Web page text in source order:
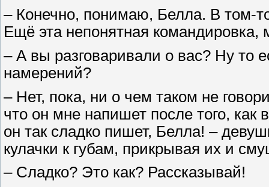
– Конечно, понимаю, Белла. В том-
Ещё эта непонятная командировка,
– А вы разговаривали о вас? Ну то
намерений?
– Нет, пока, ни о чем таком не
что он мне напишет после того,
он так сладко пишет, Белла! –
кулачки к губам, прикрывая их и
– Сладко? Это как? Рассказывай!